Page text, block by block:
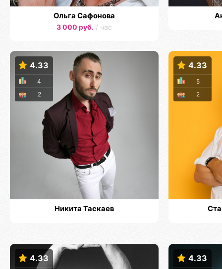
Ольга Сафонова
3 000 руб. / час
4.33
2
4
Никита Таскаев
4.33
2
5
4.33 4.33